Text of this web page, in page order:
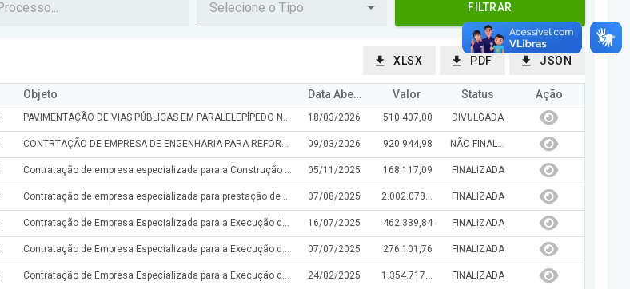
FILTRAR
XLSX PDF JSON
Objeto Data Abertura/Julg Valor Status Ação
PAVIMENTAÇÃO DE VIAS PÚBLICAS EM PARALELEPÍPEDO NA ZONA URBANA DO MUNICIPIO DE LAGOA DO PIAUÍ, CONVÊNIO Nº 869497/2018 18/03/2026 510.407,00 DIVULGADA
CONTRTAÇÃO DE EMPRESA DE ENGENHARIA PARA REFORMA E AMPLIAÇÃO DAS ESCOLAS MUNICIPAIS MARIA DOS REMÉDIOS, ESCOLA MUNICIPAL MARIA DE JESUS E ESCOLA MUNICIPAL PROFESSOR JOÃO ALFREDO. 09/03/2026 920.944,98 NÃO FINALIZADA
Contratação de empresa especializada para a Construção de Cobertura Metálica no Município de Lagoa do Piauí-PI. 05/11/2025 168.117,09 FINALIZADA
Contratação de empresa especializada para prestação de serviços de engenharia, visando o atendimento das demandas de manutenção e recuperação de prédios públicos do Município de Lagoa do Piauí. 07/08/2025 2.002.078,82 FINALIZADA
Contratação de Empresa Especializada para a Execução dos Serviços de Pavimentação de Vias Públicas em Áreas Urbanas no Município de Lagoa do Piauí-PI - Convênio nº 934674/2022 – Ministério das Cidades. 16/07/2025 462.339,84 FINALIZADA
Contratação de Empresa Especializada para a Execução dos Serviços de Pavimentação de Vias Públicas em Áreas Urbanas no Município de Lagoa do Piauí-PI - Convênio nº 945247/2023 – Ministério das Cidades. 07/07/2025 276.101,76 FINALIZADA
Contratação de Empresa Especializada para a Execução dos Serviços de Limpeza Pública, compreendendo: Varrição Manual de Vias Urbanas e Rurais; Capinação Manual, Raspagem de Linha D'água; Caiação de Meio Fio; Podas de Árvores; Coleta e Transporte de Lixo de Varrição e Entulhos; Coleta e Transporte de Lixo Domiciliar. 24/02/2025 1.354.717,02 FINALIZADA